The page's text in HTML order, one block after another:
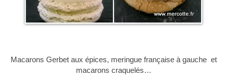
Macarons Gerbet aux épices, meringue française à gauche et
macarons craquelés…